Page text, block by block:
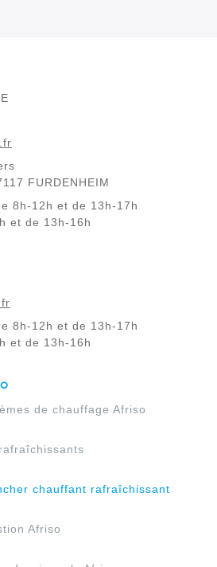
FURDENHEIM
8h-12h et de 13h-17h
et de 13h-16h
8h-12h et de 13h-17h
et de 13h-16h
de chauffage Afriso
chauffant rafraîchissant
Afriso